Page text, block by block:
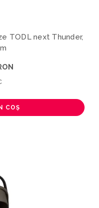
TODL next Thunder,
COȘ